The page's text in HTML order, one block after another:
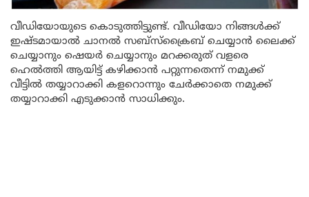
വീഡിയോയുടെ കൊടുത്തിട്ടുണ്ട്. വീഡിയോ നിങ്ങൾക്ക്
ഇഷ്ടമായാൽ ചാനൽ സബ്സ്ക്രൈബ് ചെയ്യാൻ ലൈക്ക്
ചെയ്യാനും ഷെയർ ചെയ്യാനും മറക്കരുത് വളരെ
ഹെൽത്തി ആയിട്ട് കഴിക്കാൻ പറ്റുന്നതെന്ന് നമുക്ക്
വീട്ടിൽ തയ്യാറാക്കി കളറൊന്നും ചേർക്കാതെ നമുക്ക്
തയ്യാറാക്കി എടുക്കാൻ സാധിക്കും.